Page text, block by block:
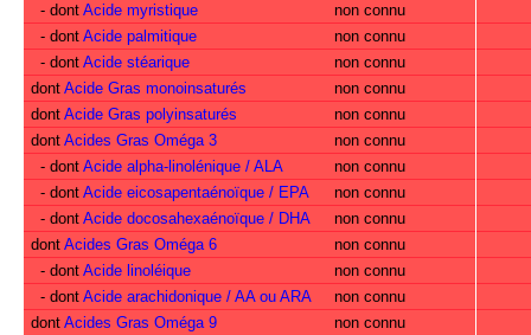
- dont Acide myristique
non connu
- dont Acide palmitique
non connu
- dont Acide stéarique
non connu
dont Acide Gras monoinsaturés
non connu
dont Acide Gras polyinsaturés
non connu
dont Acides Gras Oméga 3
non connu
- dont Acide alpha-linolénique / ALA
non connu
- dont Acide eicosapentaénoïque / EPA
non connu
- dont Acide docosahexaénoïque / DHA
non connu
dont Acides Gras Oméga 6
non connu
- dont Acide linoléique
non connu
- dont Acide arachidonique / AA ou ARA
non connu
dont Acides Gras Oméga 9
non connu